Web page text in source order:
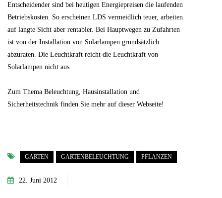
Entscheidender sind bei heutigen Energiepreisen die laufenden
Betriebskosten. So erscheinen LDS vermeidlich teuer, arbeiten
auf langte Sicht aber rentabler. Bei Hauptwegen zu Zufahrten
ist von der Installation von Solarlampen grundsätzlich
abzuraten. Die Leuchtkraft reicht die Leuchtkraft von
Solarlampen nicht aus.
Zum Thema Beleuchtung, Hausinstallation und
Sicherheitstechnik finden Sie mehr auf dieser Webseite!
GARTEN GARTENBELEUCHTUNG PFLANZEN
22. Juni 2012